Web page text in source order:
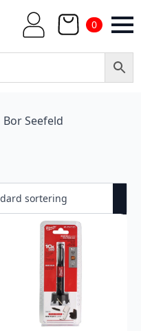
0
Bor Seefeld